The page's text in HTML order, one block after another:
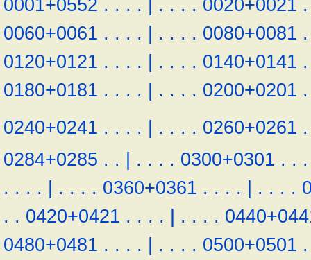
0001+0552 . . . . | . . . . 0020+0021 .
0060+0061 . . . . | . . . . 0080+0081 .
0120+0121 . . . . | . . . . 0140+0141 .
0180+0181 . . . . | . . . . 0200+0201 .
0240+0241 . . . . | . . . . 0260+0261 .
0284+0285 . . | . . . . 0300+0301 . . .
. . . . | . . . . 0360+0361 . . . . | . . . .
. . 0420+0421 . . . . | . . . .
0480+0481 . . . . | . . . . 0500+0501 .